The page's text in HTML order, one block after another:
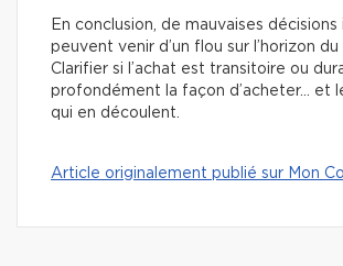
En conclusion, de mauvaises
peuvent venir d’un flou sur l’horizon
Clarifier si l’achat est transitoire ou
profondément la façon d’acheter… et
qui en découlent.
Article originalement publié sur Mon